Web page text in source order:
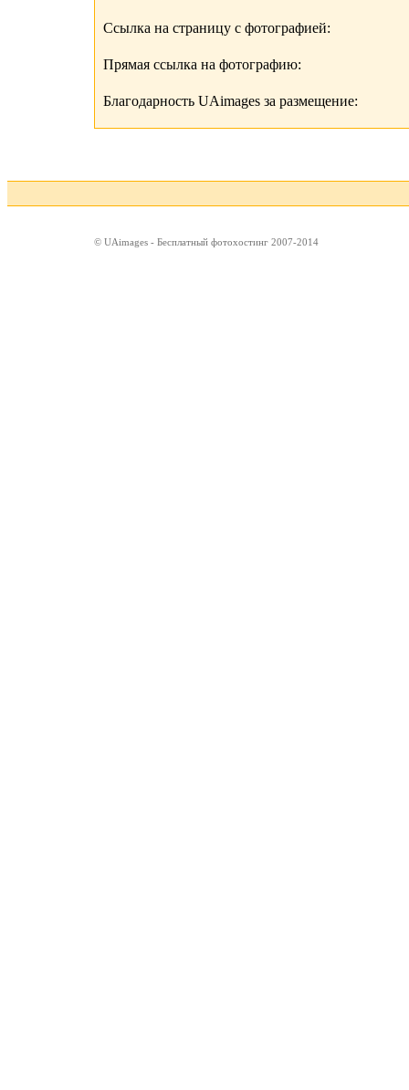
Ссылка на страницу с фотографией:
Прямая ссылка на фотографию:
Благодарность UAimages за размещение:
© UAimages - Бесплатный фотохостинг 2007-2014